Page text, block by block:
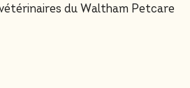
du Waltham Petcare